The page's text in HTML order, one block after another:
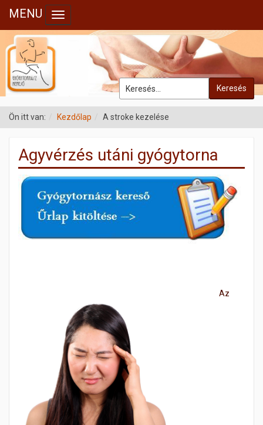
Keresés
MENU Toggle navigation
Ön itt van: Kezdőlap A stroke kezelése
Agyvérzés utáni gyógytorna
Az